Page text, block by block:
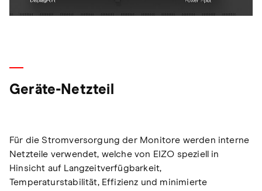
Geräte-Netzteil
Für die Stromversorgung der Monitore werden interne
Netzteile verwendet, welche von EIZO speziell in
Hinsicht auf Langzeitverfügbarkeit,
Temperaturstabilität, Effizienz und minimierte